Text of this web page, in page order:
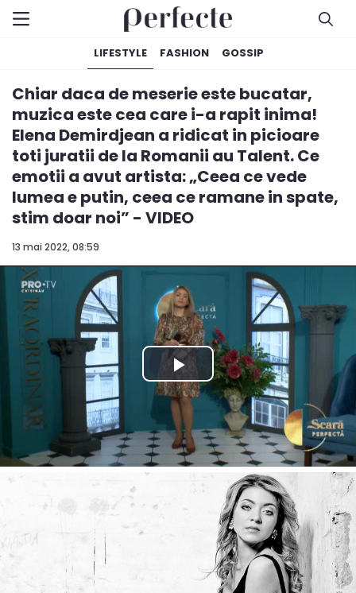
LIFESTYLE FASHION GOSSIP
13 mai 2022, 08:59
Chiar daca de meserie este bucatar,
muzica este cea care i-a rapit inima!
Elena Demirdjean a ridicat in picioare
toti juratii de la Romanii au Talent. Ce
emotii a avut artista: „Ceea ce vede
lumea e putin, ceea ce ramane in spate,
stim doar noi” - VIDEO